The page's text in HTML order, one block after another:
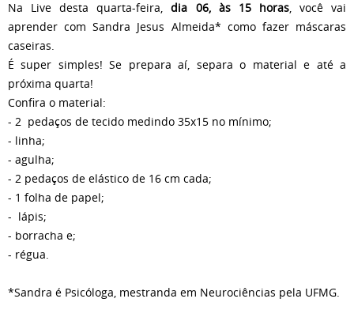
Na Live desta quarta-feira,dia 06, às 15 horas, você vai
aprender com Sandra Jesus Almeida* como fazer máscaras
caseiras.
É super simples! Se prepara aí, separa o material e até a
próxima quarta!
Confira o material:
- 2 pedaços de tecido medindo 35x15 no mínimo;
- linha;
- agulha;
- 2 pedaços de elástico de 16 cm cada;
- 1 folha de papel;
- lápis;
- borracha e;
- régua.
*Sandra é Psicóloga, mestranda em Neurociências pela UFMG.